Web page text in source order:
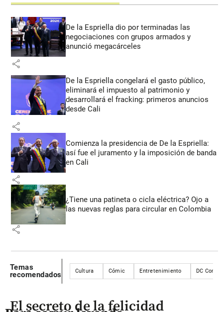
De la Espriella dio por terminadas las
negociaciones con grupos armados y
anunció megacárceles
share
De la Espriella congelará el gasto público,
eliminará el impuesto al patrimonio y
desarrollará el fracking: primeros anuncios
desde Cali
share
Comienza la presidencia de De la Espriella:
así fue el juramento y la imposición de banda
en Cali
share
¿Tiene una patineta o cicla eléctrica? Ojo a
las nuevas reglas para circular en Colombia
share
Temas
recomendados
Cultura Cómic Entretenimiento DC
El secreto de la felicidad